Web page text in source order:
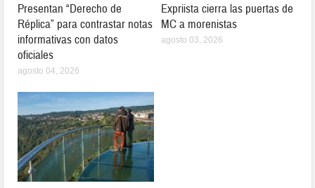
Presentan “Derecho de
Réplica” para contrastar notas
informativas con datos
oficiales
agosto 04, 2026
Expriista cierra las puertas de
MC a morenistas
agosto 03, 2026